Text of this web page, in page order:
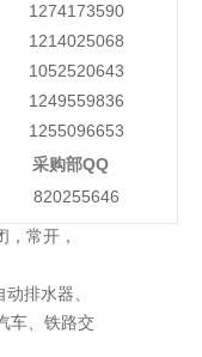
器等。系
常开，
排水器、
车、铁路交
1274173590
1214025068
1052520643
1249559836
1255096653
采购部QQ
820255646